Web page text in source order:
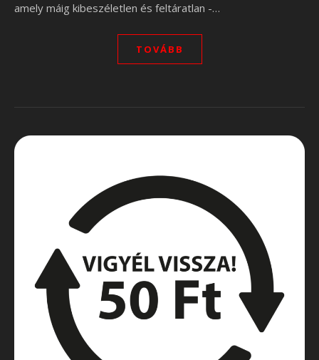
amely máig kibeszéletlen és feltáratlan -…
TOVÁBB